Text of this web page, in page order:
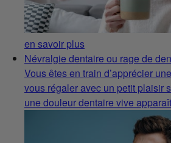
en savoir plus
Névralgie dentaire ou rage de
Vous êtes en train d’apprécier
vous régaler avec un petit plaisir
une douleur dentaire vive